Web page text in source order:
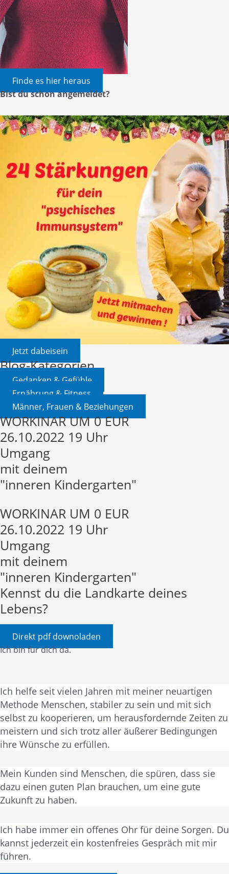
Finde es hier heraus
Bist du schon angemeldet?
Jetzt dabeisein
Blog-Kategorien
Gedanken & Gefühle
Ernährung & Fitness
Männer, Frauen & Beziehungen
WORKINAR UM 0 EUR
26.10.2022 19 Uhr
Umgang
mit deinem
"inneren Kindergarten"
WORKINAR UM 0 EUR
26.10.2022 19 Uhr
Umgang
mit deinem
"inneren Kindergarten"
Kennst du die Landkarte deines
Lebens?
Direkt pdf downoladen
Ich bin für dich da.
Ich helfe seit vielen Jahren mit meiner neuartigen
Methode Menschen, stabiler zu sein und mit sich
selbst zu kooperieren, um herausfordernde Zeiten zu
meistern und sich trotz aller äußerer Bedingungen
ihre Wünsche zu erfüllen.
Mein Kunden sind Menschen, die spüren, dass sie
dazu einen guten Plan brauchen, um eine gute
Zukunft zu haben.
Ich habe immer ein offenes Ohr für deine Sorgen. Du
kannst jederzeit ein kostenfreies Gespräch mit mir
führen.